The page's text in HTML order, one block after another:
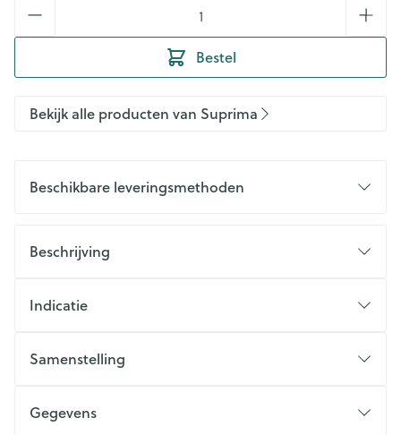
Bestel
Bekijk alle producten van Suprima
Beschikbare leveringsmethoden
Beschrijving
Indicatie
Samenstelling
Gegevens